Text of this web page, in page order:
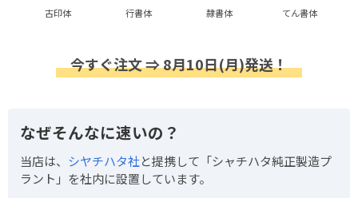
古印体 行書体 隷書体 てん書体
今すぐ注文 ⇒ 8月10日(月)発送！
なぜそんなに速いの？
当店は、 シヤチハタ社と提携して「シャチハタ純正製造プ
ラント」を社内に設置しています。